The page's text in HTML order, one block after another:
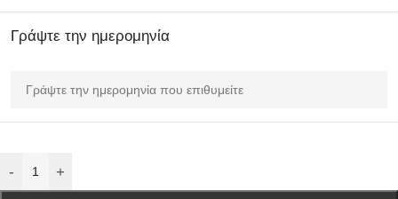
Γράψτε την ημερομηνία
- +